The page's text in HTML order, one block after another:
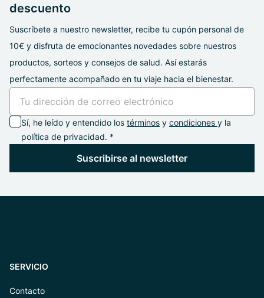
descuento
Suscríbete a nuestro newsletter, recibe tu cupón personal de
10€ y disfruta de emocionantes novedades sobre nuestros
productos, sorteos y consejos de salud. Así estarás
perfectamente acompañado en tu viaje hacia el bienestar.
Sí, he leído y entendido los términos y condiciones y la
política de privacidad. *
Suscribirse al newsletter
SERVICIO
Contacto